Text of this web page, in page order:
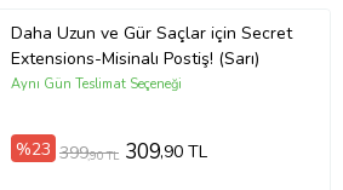
Daha Uzun ve Gür Saçlar için Secret
Extensions-Misinalı Postiş! (Sarı)
Aynı Gün Teslimat Seçeneği
%23 399,90 TL 309,90 TL